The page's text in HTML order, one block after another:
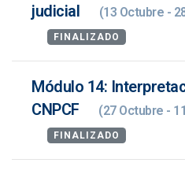
judicial
(13 Octubre -
FINALIZADO
Módulo 14:
CNPCF
(27 Octubre -
FINALIZADO